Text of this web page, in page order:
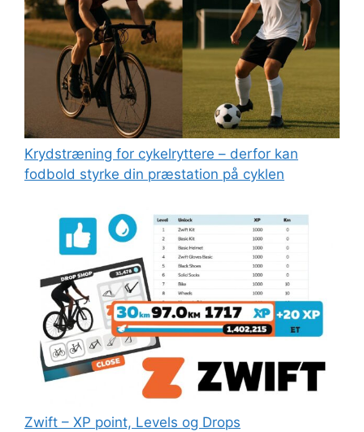
Kryds­træning for cykelryttere – derfor kan
fodbold styrke din præstation på cyklen
Zwift – XP point, Levels og Drops